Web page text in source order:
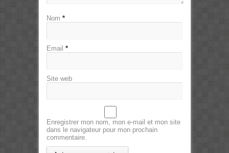
Nom *
Email *
Site web
Enregistrer mon nom, mon e-mail et mon site
dans le navigateur pour mon prochain
commentaire.